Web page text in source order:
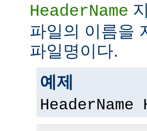
HeaderName
파일의 이름을
파일명이다.
예제
HeaderName